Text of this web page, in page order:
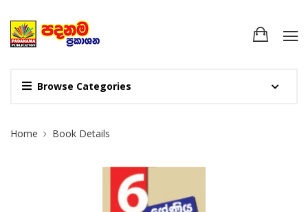
Browse Categories
Site Breadcrumb
Home Book Details